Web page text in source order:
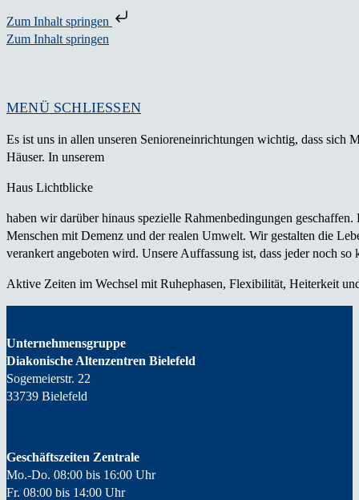
Zum Inhalt springen
Zum Inhalt springen
MENÜ SCHLIESSEN
Es ist uns in allen unseren Senioreneinrichtungen wichtig, dass
Häuser. In unserem
Haus Lichtblicke
haben wir darüber hinaus spezielle Rahmenbedingungen
Menschen mit Demenz und der realen Umwelt. Wir gestalten die
verankert angeboten wird. Unsere Auffassung ist, dass jeder noch
Aktive Zeiten im Wechsel mit Ruhephasen, Flexibilität, Heiterkeit
Unternehmensgruppe
Diakonische Altenzentren Bielefeld
Sogemeierstr. 22
33739 Bielefeld
Geschäftszeiten Zentrale
Mo.-Do. 08:00 bis 16:00 Uhr
Fr. 08:00 bis 14:00 Uhr